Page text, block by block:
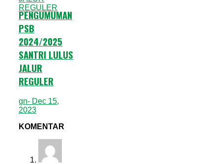
PENGUMUMAN
PSB
2024/2025
SANTRI LULUS
JALUR
REGULER
gn- Dec 15,
2023
KOMENTAR